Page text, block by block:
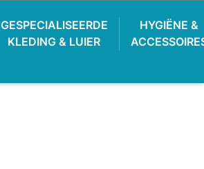
GESPECIALISEERDE
KLEDING & LUIER
HYGIËNE &